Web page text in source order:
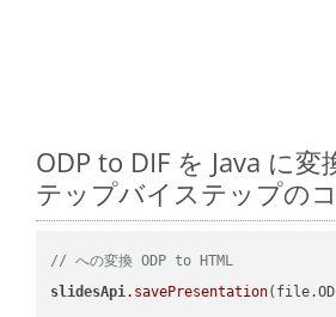
ODP to DIF を Java に変
テップバイステップの
// への変換 ODP to HTML
slidesApi.savePresentation